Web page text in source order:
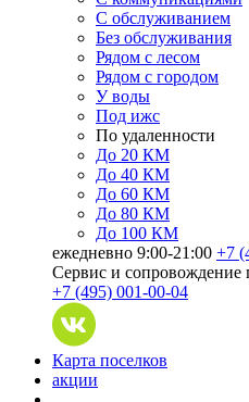
С обслуживанием
Без обслуживания
Рядом с лесом
Рядом с городом
У воды
Под ижс
По удаленности
До 20 КМ
До 40 КМ
До 60 КМ
До 80 КМ
До 100 КМ
ежедневно 9:00-21:00 +7
Cервис и сопровождение
+7 (495) 001-00-04
Карта поселков
акции